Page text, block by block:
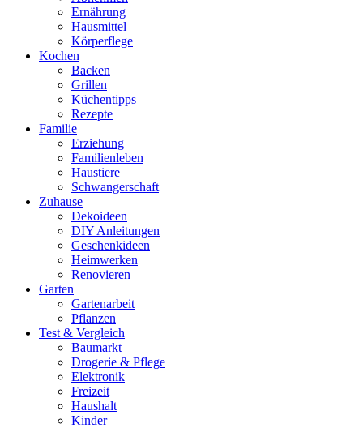
Ernährung
Hausmittel
Körperflege
Kochen
Backen
Grillen
Küchentipps
Rezepte
Familie
Erziehung
Familienleben
Haustiere
Schwangerschaft
Zuhause
Dekoideen
DIY Anleitungen
Geschenkideen
Heimwerken
Renovieren
Garten
Gartenarbeit
Pflanzen
Test & Vergleich
Baumarkt
Drogerie & Pflege
Elektronik
Freizeit
Haushalt
Kinder